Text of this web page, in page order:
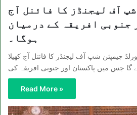
آف لیجنڈز کا فائنل آج
جنوبی افریقہ کے درمیان
ہوگا۔
چیمپئن شپ آف لیجنڈز کا فائنل آج کھیلا
Read More »